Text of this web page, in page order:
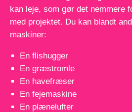
kan leje, som gør det nemmere
med projektet. Du kan blandt
maskiner:
En flishugger
En græstromle
En havefræser
En fejemaskine
En plænelufter